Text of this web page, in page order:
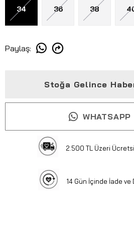
34 36 38
Paylaş:
Stoğa Gelince
WHATSAPP
2.500 TL Üzeri
14 Gün İçinde İade ve